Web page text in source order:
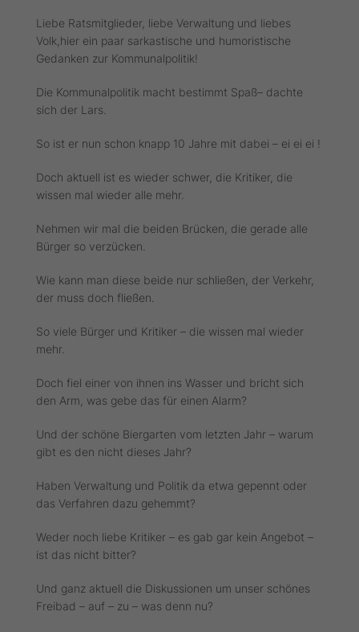
Liebe Ratsmitglieder, liebe Verwaltung und liebes
Volk,hier ein paar sarkastische und humoristische
Gedanken zur Kommunalpolitik!
Die Kommunalpolitik macht bestimmt Spaß– dachte
sich der Lars.
So ist er nun schon knapp 10 Jahre mit dabei – ei ei ei !
Doch aktuell ist es wieder schwer, die Kritiker, die
wissen mal wieder alle mehr.
Nehmen wir mal die beiden Brücken, die gerade alle
Bürger so verzücken.
Wie kann man diese beide nur schließen, der Verkehr,
der muss doch fließen.
So viele Bürger und Kritiker – die wissen mal wieder
mehr.
Doch fiel einer von ihnen ins Wasser und bricht sich
den Arm, was gebe das für einen Alarm?
Und der schöne Biergarten vom letzten Jahr – warum
gibt es den nicht dieses Jahr?
Haben Verwaltung und Politik da etwa gepennt oder
das Verfahren dazu gehemmt?
Weder noch liebe Kritiker – es gab gar kein Angebot –
ist das nicht bitter?
Und ganz aktuell die Diskussionen um unser schönes
Freibad – auf – zu – was denn nu?